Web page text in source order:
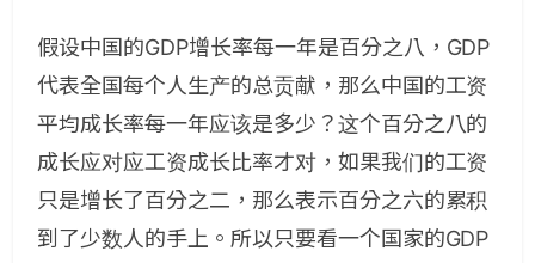
假设中国的GDP增长率每一年是百分之八， GDP
代表全国每个人生产的总贡献，那么中国的工资
平均成长率每一年应该是多少？这个百分之八的
成长应对应工资成长比率才对，如果我们的工资
只是增长了百分之二，那么表示百分之六的累积
到了少数人的手上。所以只要看一个国家的GDP